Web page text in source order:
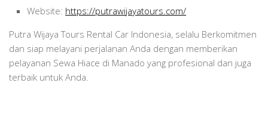
Website: https://putrawijayatours.com/
Putra Wijaya Tours Rental Car Indonesia, selalu Berkomitmen
dan siap melayani perjalanan Anda dengan memberikan
pelayanan Sewa Hiace di Manado yang profesional dan juga
terbaik untuk Anda.